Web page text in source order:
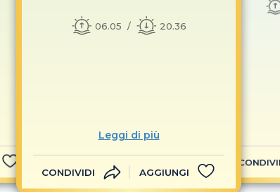
06.05 20.36
Leggi di più
CONDIVIDI AGGIUNGI